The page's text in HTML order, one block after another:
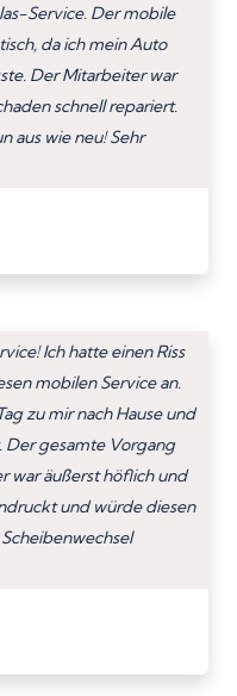
Service. Der mobile
da ich mein Auto
Der Mitarbeiter war
schnell repariert.
aus wie neu! Sehr
Ich hatte einen Riss
mobilen Service an.
zu mir nach Hause und
Der gesamte Vorgang
war äußerst höflich und
und würde diesen